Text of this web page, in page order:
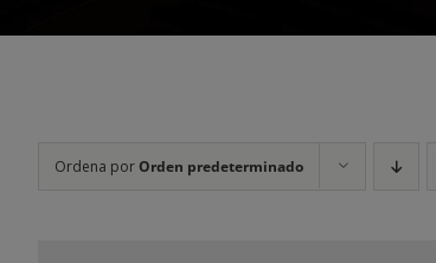
Ordena porOrden predeterminado